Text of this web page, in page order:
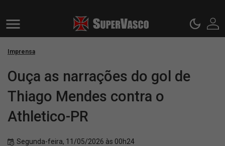
Imprensa
Ouça as narrações do gol de
Thiago Mendes contra o
Athletico-PR
Segunda-feira, 11/05/2026 às 00h24